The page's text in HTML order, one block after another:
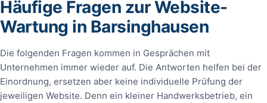
Häufige Fragen zur Website-
Wartung in Barsinghausen
Die folgenden Fragen kommen in Gesprächen mit
Unternehmen immer wieder auf. Die Antworten helfen bei der
Einordnung, ersetzen aber keine individuelle Prüfung der
jeweiligen Website. Denn ein kleiner Handwerksbetrieb, ein